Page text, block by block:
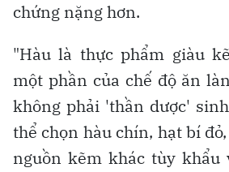
chứng nặng hơn.
"Hàu là thực phẩm giàu
một phần của chế độ ăn
không phải 'thần dược'
thể chọn hàu chín, hạt bí
nguồn kẽm khác tùy